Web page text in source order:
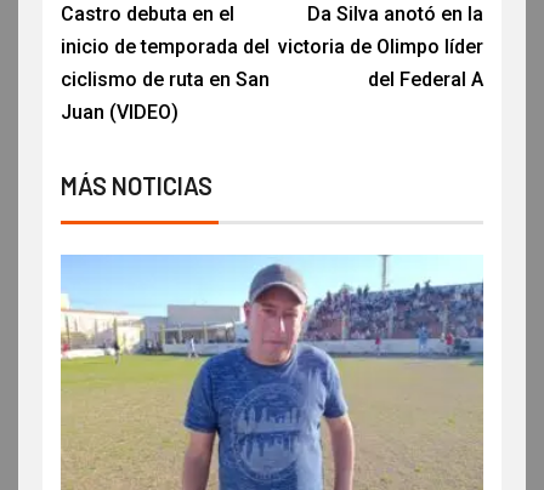
Castro debuta en el
inicio de temporada del
ciclismo de ruta en San
Juan (VIDEO)
Da Silva anotó en la
victoria de Olimpo líder
del Federal A
MÁS NOTICIAS